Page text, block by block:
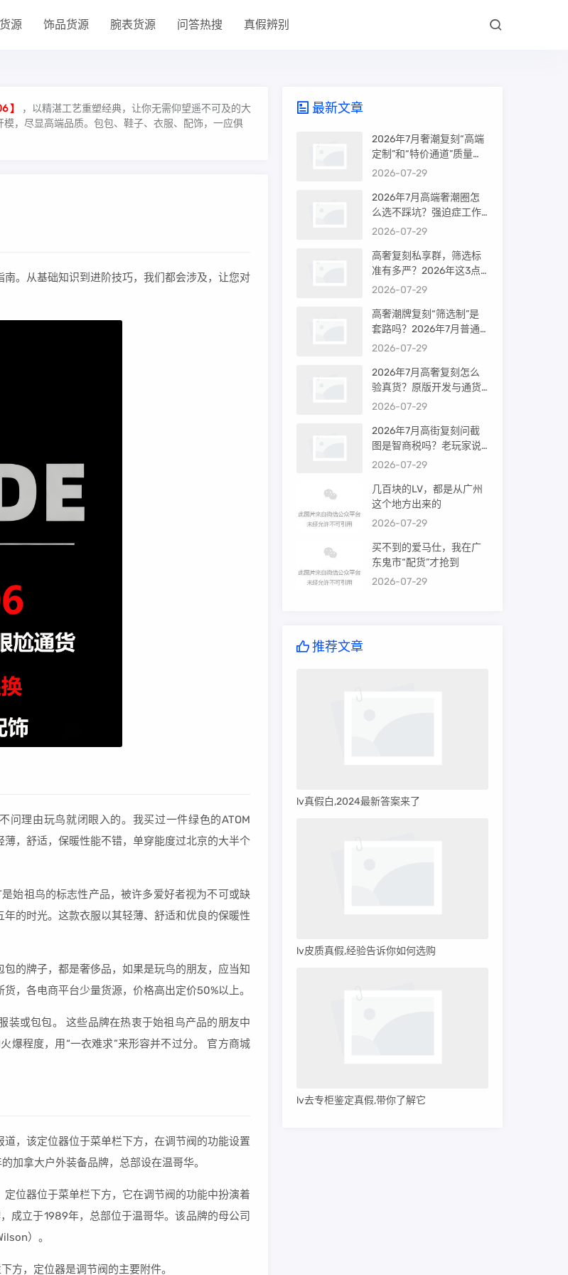
源 饰品货源 腕表货源 问答热搜 真假辨别
】
，以精湛工艺重塑经典，让你无需仰望遥不可及的大
，尽显高端品质。包包、鞋子、衣服、配饰，一应俱
。从基础知识到进阶技巧，我们都会涉及，让您对
问理由玩鸟就闭眼入的。我买过一件绿色的ATOM
，舒适，保暖性能不错，单穿能度过北京的大半个
始祖鸟的标志性产品，被许多爱好者视为不可或缺
的时光。这款衣服以其轻薄、舒适和优良的保暖性
的牌子，都是奢侈品，如果是玩鸟的朋友，应当知
，各电商平台少量货源，价格高出定价50%以上。
或包包。 这些品牌在热衷于始祖鸟产品的朋友中
爆程度，用“一衣难求”来形容并不过分。 官方商城
，该定位器位于菜单栏下方，在调节阀的功能设置
加拿大户外装备品牌，总部设在温哥华。
位器位于菜单栏下方，它在调节阀的功能中扮演着
成立于1989年，总部位于温哥华。该品牌的母公司
）。
方，定位器是调节阀的主要附件。
最新文章
2026年7月奢潮复刻“高端
定制”和“特价通道”质量差
很多吗？内行人说出真相
2026-07-29
2026年7月高端奢潮圈怎
么选不踩坑？强迫症工作
室的筛选机制是真相还是
2026-07-29
高奢复刻私享群，筛选标
准有多严？2026年这3点
才是真相
2026-07-29
高奢潮牌复刻“筛选制”是
套路吗？2026年7月普通
买家能进高端群吗？
2026-07-29
2026年7月高奢复刻怎么
验真货？原版开发与通货
差距到底多大
2026-07-29
2026年7月高街复刻问截
图是智商税吗？老玩家说
出真相
2026-07-29
几百块的LV，都是从广州
这个地方出来的
2026-07-29
买不到的爱马仕，我在广
东鬼市“配货”才抢到
2026-07-29
推荐文章
lv真假白,2024最新答案来了
lv皮质真假,经验告诉你如何选购
lv去专柜鉴定真假,带你了解它